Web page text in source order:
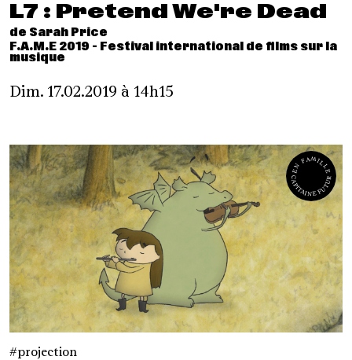
L7 : Pretend We're Dead
de Sarah Price
F.A.M.E 2019 - Festival international de films sur la
musique
Dim. 17.02.2019 à 14h15
EN FAMILLE
CAPITAINE FUTUR
projection